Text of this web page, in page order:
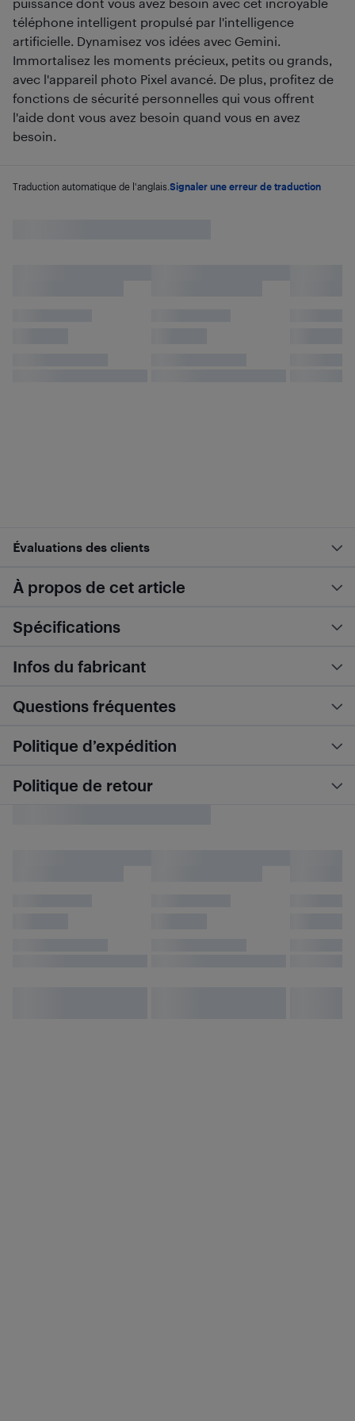
téléphone intelligent propulsé par l'intelligence
artificielle. Dynamisez vos idées avec Gemini.
Immortalisez les moments précieux, petits ou grands,
avec l'appareil photo Pixel avancé. De plus, profitez de
fonctions de sécurité personnelles qui vous offrent
l'aide dont vous avez besoin quand vous en avez
besoin.
Traduction automatique de l'anglais. Signaler une erreur de traduction
Évaluations des clients
À propos de cet article
Spécifications
Infos du fabricant
Questions fréquentes
Politique d’expédition
Politique de retour